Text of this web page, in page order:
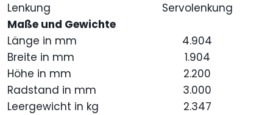
Lenkung
Servolenkung
Maße und Gewichte
Länge in mm
4.904
Breite in mm
1.904
Höhe in mm
2.200
Radstand in mm
3.000
Leergewicht in kg
2.347